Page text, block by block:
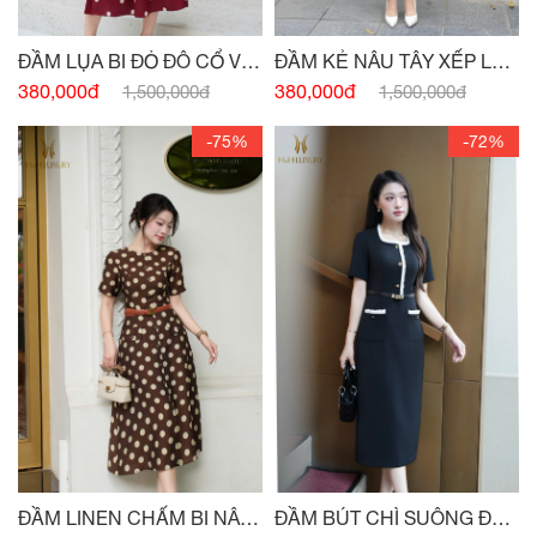
ĐẦM LỤA BI ĐỎ ĐÔ CỔ V
SAU
380,000đ 1,500,000đ
ĐẦM KẺ NÂU TÂY XẾP LY
THÂN
380,000đ 1,500,000đ
-75%
ĐẦM LINEN CHẤM BI NÂU
-72%
ĐẦM BÚT CHÌ SUÔNG ĐEN